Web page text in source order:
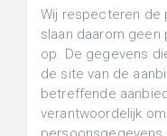
Wij respecteren de
slaan daarom geen
op. De gegevens
de site van de
betreffende
verantwoordelijk